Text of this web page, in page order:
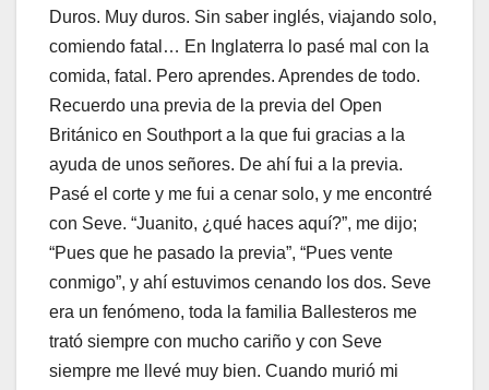
Duros. Muy duros. Sin saber inglés, viajando solo,
comiendo fatal… En Inglaterra lo pasé mal con la
comida, fatal. Pero aprendes. Aprendes de todo.
Recuerdo una previa de la previa del Open
Británico en Southport a la que fui gracias a la
ayuda de unos señores. De ahí fui a la previa.
Pasé el corte y me fui a cenar solo, y me encontré
con Seve. “Juanito, ¿qué haces aquí?”, me dijo;
“Pues que he pasado la previa”, “Pues vente
conmigo”, y ahí estuvimos cenando los dos. Seve
era un fenómeno, toda la familia Ballesteros me
trató siempre con mucho cariño y con Seve
siempre me llevé muy bien. Cuando murió mi